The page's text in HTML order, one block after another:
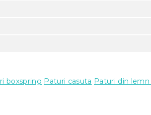
boxspring Paturi casuta Paturi din